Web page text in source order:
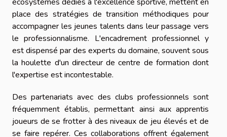
place des stratégies de transition méthodiques pour
accompagner les jeunes talents dans leur passage vers
le professionnalisme. L'encadrement professionnel y
est dispensé par des experts du domaine, souvent sous
la houlette d'un directeur de centre de formation dont
l'expertise est incontestable.
Des partenariats avec des clubs professionnels sont
fréquemment établis, permettant ainsi aux apprentis
joueurs de se frotter à des niveaux de jeu élevés et de
se faire repérer. Ces collaborations offrent également